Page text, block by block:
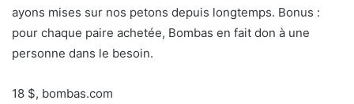
ayons mises sur nos petons depuis longtemps. Bonus :
pour chaque paire achetée, Bombas en fait don à une
personne dans le besoin.
18 $, bombas.com